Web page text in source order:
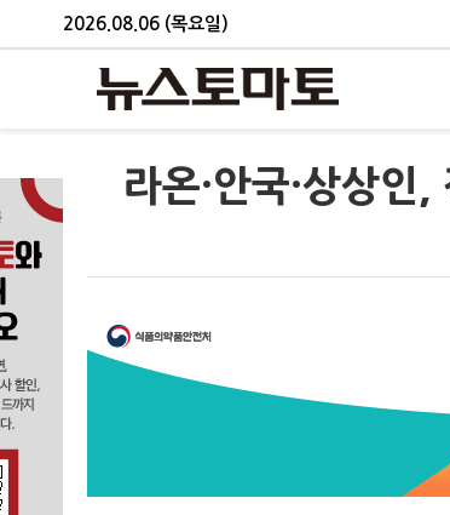
2026.08.06 (목요일)
라온·안국·상상인